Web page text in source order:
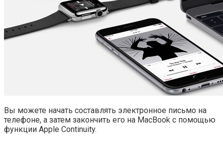
Вы можете начать составлять электронное письмо на
телефоне, а затем закончить его на MacBook с помощью
функции Apple Continuity.